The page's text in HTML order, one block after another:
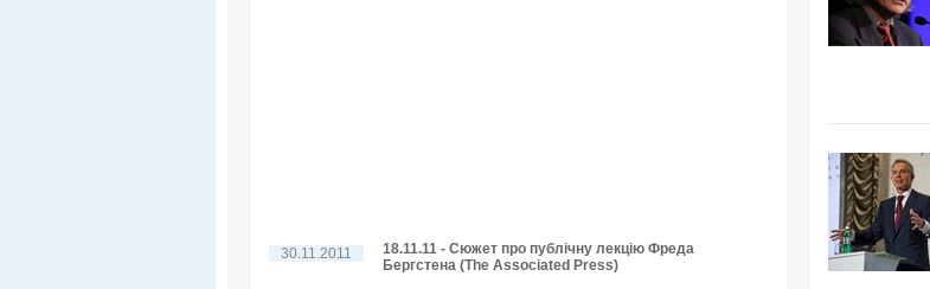
30.11.2011
18.11.11 - Сюжет про публічну лекцію Фреда
Бергстена (The Associated Press)